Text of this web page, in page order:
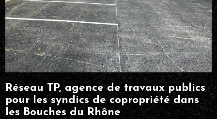
Réseau TP, agence de travaux publics
pour les syndics de copropriété dans
les Bouches du Rhône